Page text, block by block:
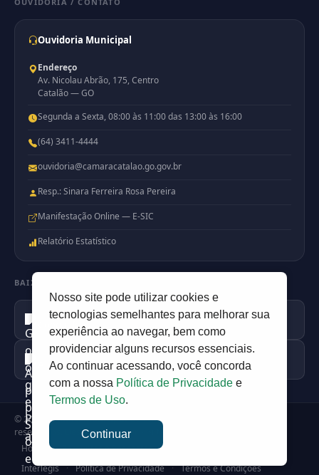
Ouvidoria Municipal
Endereço
Av. Nicolau Abrão, 175, Centro
Catalão — GO
Segunda a Sexta, 08:00 às 11:00 das 13:00 às 16:00
(64) 3411-4444
ouvidoria@camaracatalao.go.gov.br
Resp.: Sinara Ferreira Rosa Pereira
Manifestação Online — E-SIC
Relatório Estatístico
BAIXE NOSSO APP
Disponível no
Google Play
Disponível na
Apple Store
© 2026 Camara Municipal de Catalão
reservados. Desenvolvido por
Home
· Perguntas e Respostas ·
Interlegis · Política de Privacidade · Termos e Condições
Nosso site pode utilizar cookies e
tecnologias semelhantes para melhorar sua
experiência ao navegar, bem como
providenciar alguns recursos essenciais.
Ao continuar acessando, você concorda
com a nossa Política de Privacidadee
Termos de Uso.
Continuar